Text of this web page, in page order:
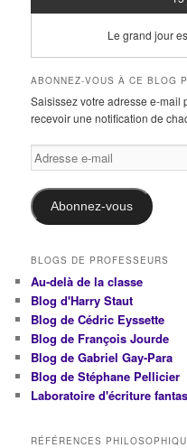
Le grand jour
ABONNEZ-VOUS À CE BLOG
Saisissez votre adresse e-mail
recevoir une notification de
Adresse
e-
mail
Abonnez-vous
BLOGS DE PROFESSEURS
Au-delà de la classe
Blog d'Harry Staut
Blog de Cédric Eyssette
Blog de François Jourde
Blog de Gabriel Gay-Para
Blog de Stéphane Pellicier
Laboratoire d'écriture
RÉFÉRENCES